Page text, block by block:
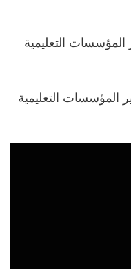
التعليمية
التعليمية